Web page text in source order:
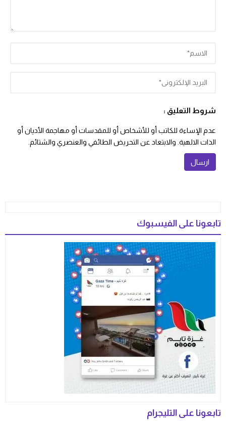
شروط التعليق :
عدم الإساءة للكاتب أو للأشخاص أو للمقدسات أو مهاجمة الأديان أو
الذات الالهية. والابتعاد عن التحريض الطائفي والعنصري والشتائم.
تابعونا على الفيسبوك
تابعونا على التليجرام